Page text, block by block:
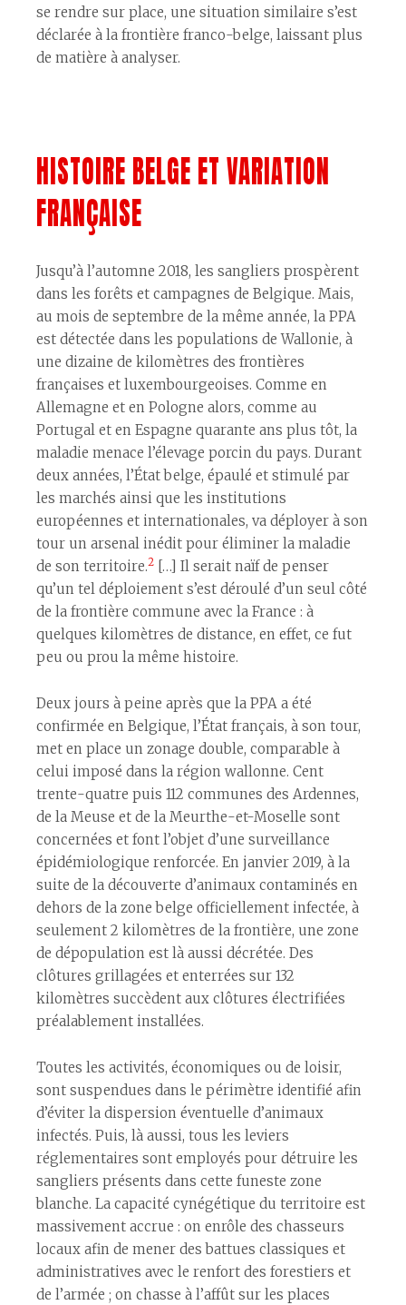
se rendre sur place, une situation similaire s’est
déclarée à la frontière franco-belge, laissant plus
de matière à analyser.
HISTOIRE BELGE ET VARIATION
FRANÇAISE
Jusqu’à l’automne 2018, les sangliers prospèrent
dans les forêts et campagnes de Belgique. Mais,
au mois de septembre de la même année, la PPA
est détectée dans les populations de Wallonie, à
une dizaine de kilomètres des frontières
françaises et luxembourgeoises. Comme en
Allemagne et en Pologne alors, comme au
Portugal et en Espagne quarante ans plus tôt, la
maladie menace l’élevage porcin du pays. Durant
deux années, l’État belge, épaulé et stimulé par
les marchés ainsi que les institutions
européennes et internationales, va déployer à son
tour un arsenal inédit pour éliminer la maladie
de son territoire.2 […] Il serait naïf de penser
qu’un tel déploiement s’est déroulé d’un seul côté
de la frontière commune avec la France : à
quelques kilomètres de distance, en effet, ce fut
peu ou prou la même histoire.
Deux jours à peine après que la PPA a été
confirmée en Belgique, l’État français, à son tour,
met en place un zonage double, comparable à
celui imposé dans la région wallonne. Cent
trente-quatre puis 112 communes des Ardennes,
de la Meuse et de la Meurthe-et-Moselle sont
concernées et font l’objet d’une surveillance
épidémiologique renforcée. En janvier 2019, à la
suite de la découverte d’animaux contaminés en
dehors de la zone belge officiellement infectée, à
seulement 2 kilomètres de la frontière, une zone
de dépopulation est là aussi décrétée. Des
clôtures grillagées et enterrées sur 132
kilomètres succèdent aux clôtures électrifiées
préalablement installées.
Toutes les activités, économiques ou de loisir,
sont suspendues dans le périmètre identifié afin
d’éviter la dispersion éventuelle d’animaux
infectés. Puis, là aussi, tous les leviers
réglementaires sont employés pour détruire les
sangliers présents dans cette funeste zone
blanche. La capacité cynégétique du territoire est
massivement accrue : on enrôle des chasseurs
locaux afin de mener des battues classiques et
administratives avec le renfort des forestiers et
de l’armée ; on chasse à l’affût sur les places